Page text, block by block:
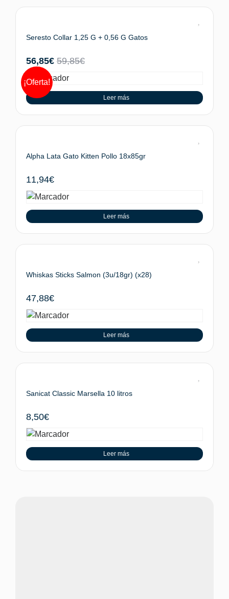
¡Oferta!
Seresto Collar 1,25 G + 0,56 G Gatos
59,85€
56,85€
Leer más
Alpha Lata Gato Kitten Pollo 18x85gr
11,94€
Leer más
Whiskas Sticks Salmon (3u/18gr) (x28)
47,88€
Leer más
Sanicat Classic Marsella 10 litros
8,50€
Leer más